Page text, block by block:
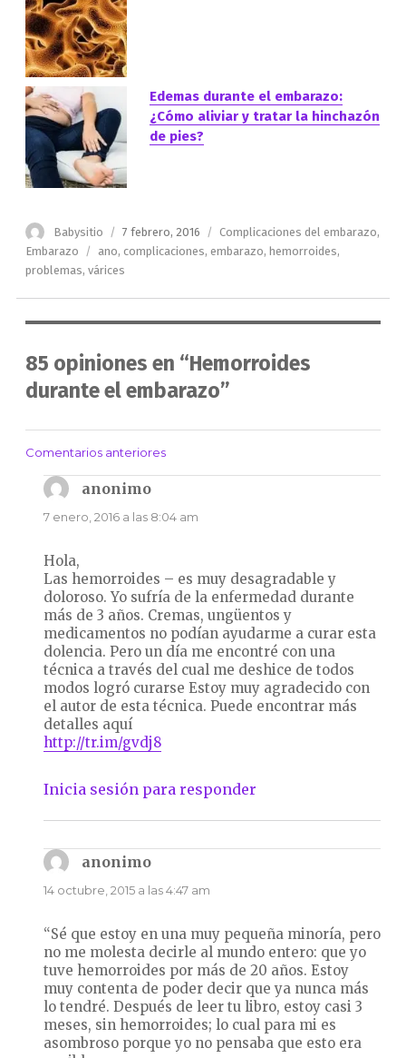
Edemas durante el embarazo:
¿Cómo aliviar y tratar la hinchazón
de pies?
Autor
Babysitio
Publicado
el
7 febrero, 2016 Categorías
Complicaciones del embarazo,
Embarazo
Etiquetas
ano, complicaciones, embarazo, hemorroides,
problemas, várices
85 opiniones en “Hemorroides
durante el embarazo”
Navegación
de
comentarios
Comentarios anteriores
anonimodice:
7 enero, 2016 a las 8:04 am
Hola,
Las hemorroides – es muy desagradable y
doloroso. Yo sufría de la enfermedad durante
más de 3 años. Cremas, ungüentos y
medicamentos no podían ayudarme a curar esta
dolencia. Pero un día me encontré con una
técnica a través del cual me deshice de todos
modos logró curarse Estoy muy agradecido con
el autor de esta técnica. Puede encontrar más
detalles aquí
http://tr.im/gvdj8
Inicia sesión para responder
anonimodice:
14 octubre, 2015 a las 4:47 am
“Sé que estoy en una muy pequeña minoría, pero
no me molesta decirle al mundo entero: que yo
tuve hemorroides por más de 20 años. Estoy
muy contenta de poder decir que ya nunca más
lo tendré. Después de leer tu libro, estoy casi 3
meses, sin hemorroides; lo cual para mi es
asombroso porque yo no pensaba que esto era